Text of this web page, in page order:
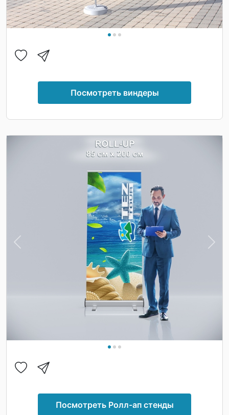
Посмотреть виндеры
Previous Next
Посмотреть Ролл-ап стенды